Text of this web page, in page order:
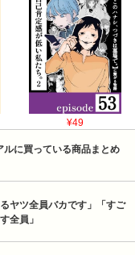
¥49
ルに買っている商品まとめ
ヤツ全員バカです」「すご
全員」